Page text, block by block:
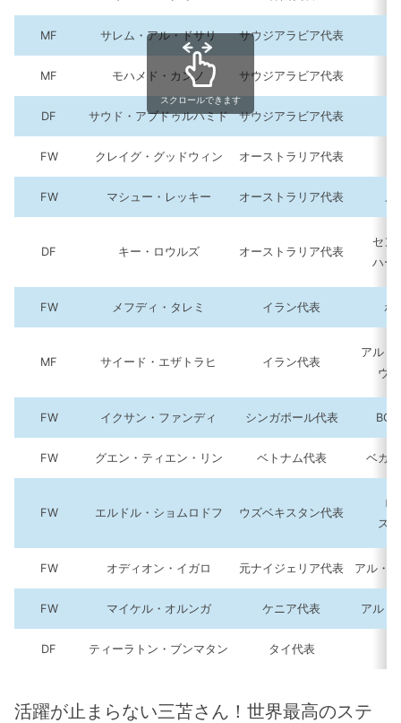
MF サレム・アル・ドサリ サウジアラビア代表
MF モハメド・カンノ サウジアラビア代表
DF サウド・アブドゥルハミド サウジアラビア代表
FW クレイグ・グッドウィン オーストラリア代表
FW マシュー・レッキー オーストラリア代表 メ
DF キー・ロウルズ オーストラリア代表
セン
ハー
FW メフディ・タレミ イラン代表 ポ
MF サイード・エザトラヒ イラン代表
アル・
ヴ
FW イクサン・ファンディ シンガポール代表 BG
FW グエン・ティエン・リン ベトナム代表 ベカ
FW エルドル・ショムロドフ ウズベキスタン代表
ロ
ス
FW オディオン・イガロ 元ナイジェリア代表 アル・
FW マイケル・オルンガ ケニア代表 アル・
DF ティーラトン・ブンマタン タイ代表
スクロールできます
活躍が止まらない三苫さん！世界最高のステ